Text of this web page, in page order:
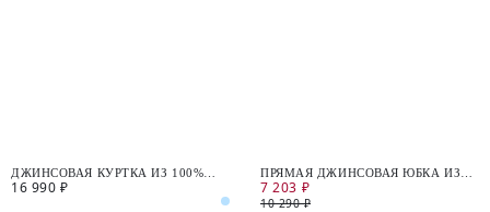
ДЖИНСОВАЯ КУРТКА ИЗ 100%
ХЛОПКА
16 990 ₽
ПРЯМАЯ ДЖИНСОВАЯ ЮБКА ИЗ
100% ХЛОПКА
7 203 ₽
10 290 ₽